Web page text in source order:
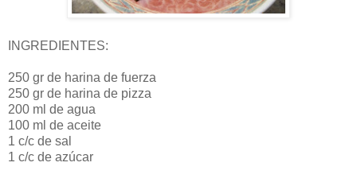
INGREDIENTES:
250 gr de harina de fuerza
250 gr de harina de pizza
200 ml de agua
100 ml de aceite
1 c/c de sal
1 c/c de azúcar